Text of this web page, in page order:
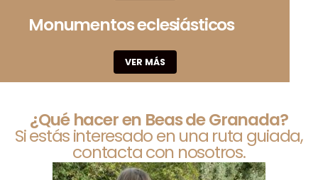
Monumentos eclesiásticos
VER MÁS
¿Qué hacer en Beas de Granada?
Si estás interesado en una ruta guiada,
contacta con nosotros.